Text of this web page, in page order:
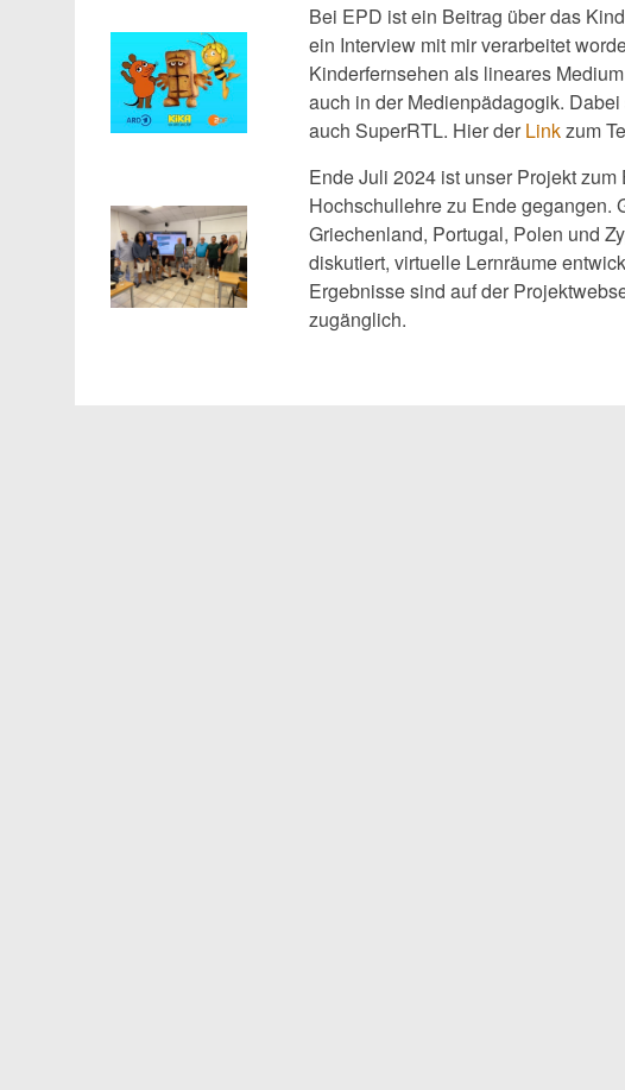
Bei EPD ist ein Beitrag über das
ein Interview mit mir verarbeitet
Kinderfernsehen als lineares
auch in der Medienpädagogik.
auch SuperRTL. Hier der Linkzum
Ende Juli 2024 ist unser Projekt
Hochschullehre zu Ende gegangen.
Griechenland, Portugal, Polen und
diskutiert, virtuelle Lernräume
Ergebnisse sind auf der
zugänglich.